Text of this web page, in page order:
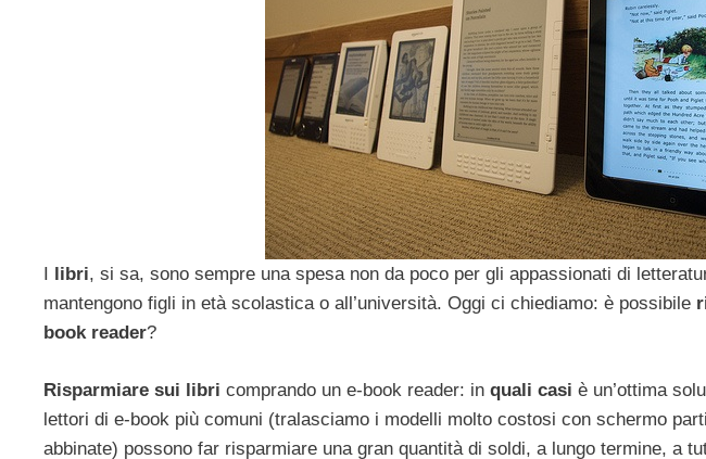
libri, si sa, sono sempre una spesa non da poco per gli appassionati di
mantengono figli in età scolastica o all’università. Oggi ci chiediamo: è possibile
book reader?
Risparmiare sui libri comprando un e-book reader: in quali casi è un’ottima
lettori di e-book più comuni (tralasciamo i modelli molto costosi con schermo
abbinate) possono far risparmiare una gran quantità di soldi, a lungo termine, a